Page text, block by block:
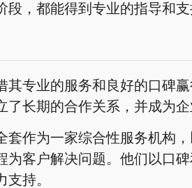
段，都能得到专业的指导和
其专业的服务和良好的口碑
了长期的合作关系，并成为
套作为一家综合性服务机构
为客户解决问题。他们以口
持。